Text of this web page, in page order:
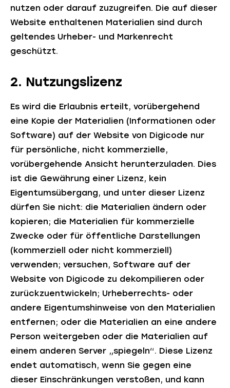
nutzen oder darauf zuzugreifen. Die auf dieser
Website enthaltenen Materialien sind durch
geltendes Urheber- und Markenrecht
geschützt.
2. Nutzungslizenz
Es wird die Erlaubnis erteilt, vorübergehend
eine Kopie der Materialien (Informationen oder
Software) auf der Website von Digicode nur
für persönliche, nicht kommerzielle,
vorübergehende Ansicht herunterzuladen. Dies
ist die Gewährung einer Lizenz, kein
Eigentumsübergang, und unter dieser Lizenz
dürfen Sie nicht: die Materialien ändern oder
kopieren; die Materialien für kommerzielle
Zwecke oder für öffentliche Darstellungen
(kommerziell oder nicht kommerziell)
verwenden; versuchen, Software auf der
Website von Digicode zu dekompilieren oder
zurückzuentwickeln; Urheberrechts- oder
andere Eigentumshinweise von den Materialien
entfernen; oder die Materialien an eine andere
Person weitergeben oder die Materialien auf
einem anderen Server „spiegeln“. Diese Lizenz
endet automatisch, wenn Sie gegen eine
dieser Einschränkungen verstoßen, und kann